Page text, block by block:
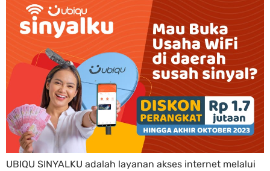
UBIQU SINYALKU adalah layanan akses internet melalui